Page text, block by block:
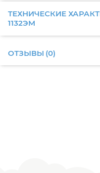
ТЕХНИЧЕСКИЕ
1132ЭМ
ОТЗЫВЫ (0)